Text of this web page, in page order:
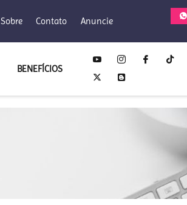
Sobre Contato Anuncie
BENEFÍCIOS